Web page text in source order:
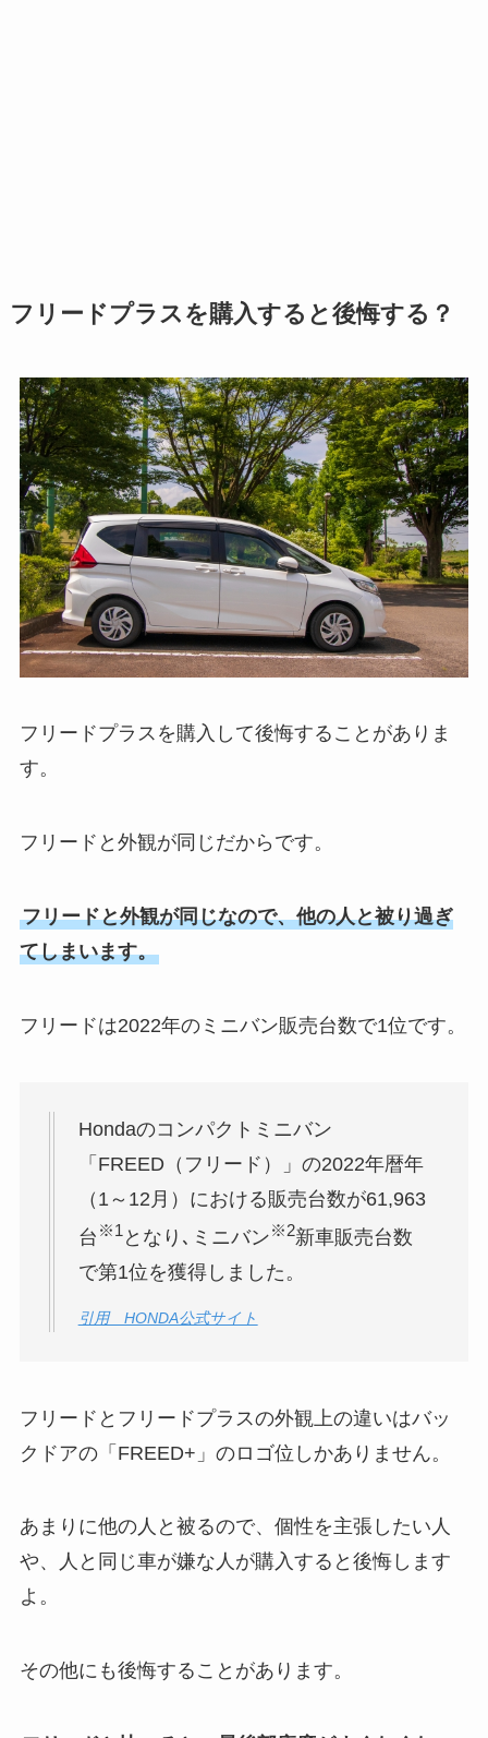
フリードプラスを購入すると後悔する？
フリードプラスを購入して後悔することがありま
す。
フリードと外観が同じだからです。
フリードと外観が同じなので、他の人と被り過ぎ
てしまいます。
フリードは2022年のミニバン販売台数で1位です。
Hondaのコンパクトミニバン
「FREED（フリード）」の2022年暦年
（1～12月）における販売台数が61,963
台 ※1となり､ミニバン※2新車販売台数
で第1位を獲得しました。
引用 HONDA公式サイト
フリードとフリードプラスの外観上の違いはバッ
クドアの「FREED+」のロゴ位しかありません。
あまりに他の人と被るので、個性を主張したい人
や、人と同じ車が嫌な人が購入すると後悔します
よ。
その他にも後悔することがあります。